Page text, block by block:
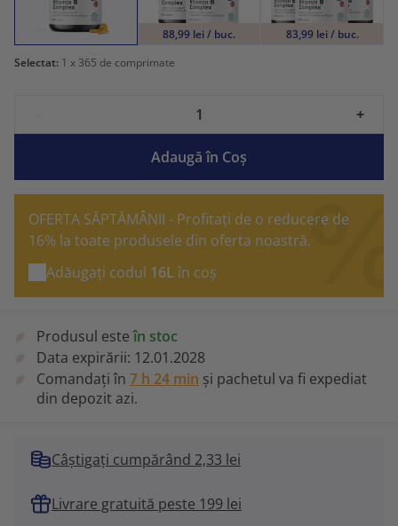
88,99 lei / buc.
83,99 lei / buc.
Selectat: 1 x 365 de comprimate
+
Adaugă în Coş
OFERTA SĂPTĂMÂNII - Profitați de o reducere de
16% la toate produsele din oferta noastră.
Adăugați codul 16Lîn coș
Produsul esteîn stoc
Data expirării: 12.01.2028
Comandați în 7 h 24 min și pachetul va fi expediat
din depozit azi.
Câștigați cumpărând 2,33 lei
Livrare gratuită peste 199 lei